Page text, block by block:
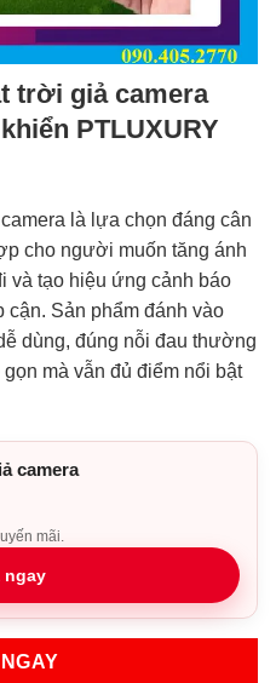
trời giả camera
PTLUXURY
là lựa chọn đáng cân
cho người muốn tăng ánh
và tạo hiệu ứng cảnh báo
cận. Sản phẩm đánh vào
dùng, đúng nỗi đau thường
mà vẫn đủ điểm nổi bật
camera
mãi.
ngay